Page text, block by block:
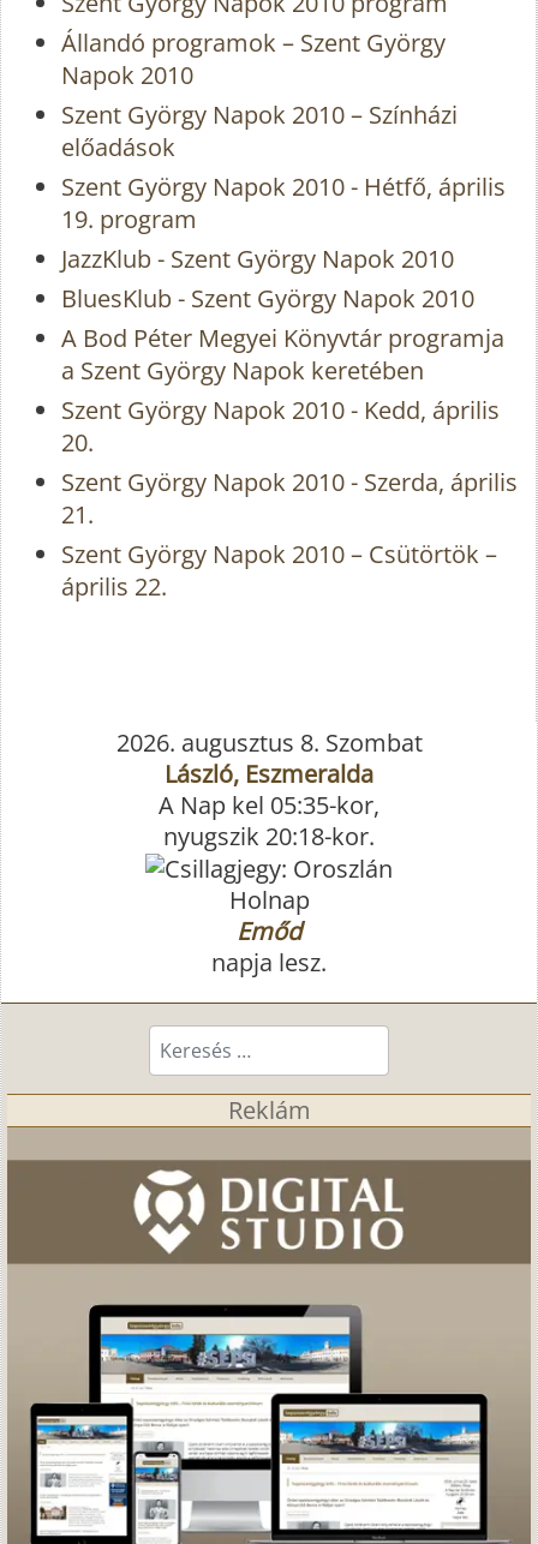
Állandó programok – Szent György
Napok 2010
Szent György Napok 2010 – Színházi
előadások
Szent György Napok 2010 - Hétfő, április
19. program
JazzKlub - Szent György Napok 2010
BluesKlub - Szent György Napok 2010
A Bod Péter Megyei Könyvtár programja
a Szent György Napok keretében
Szent György Napok 2010 - Kedd, április
20.
Szent György Napok 2010 - Szerda, április
21.
Szent György Napok 2010 – Csütörtök –
április 22.
2026. augusztus 8. Szombat
László, Eszmeralda
A Nap kel 05:35-kor,
nyugszik 20:18-kor.
Holnap
Emőd
napja lesz.
Keresés...
Reklám